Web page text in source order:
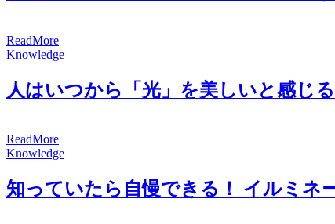
ReadMore
Knowledge
人はいつから「光」を美しいと感じ
ReadMore
Knowledge
知っていたら自慢できる！ イルミネ